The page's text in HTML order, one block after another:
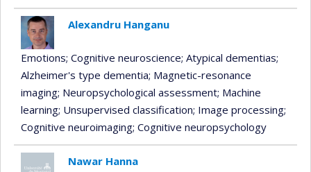
Alexandru Hanganu
Emotions; Cognitive neuroscience; Atypical dementias;
Alzheimer's type dementia; Magnetic-resonance
imaging; Neuropsychological assessment; Machine
learning; Unsupervised classification; Image processing;
Cognitive neuroimaging; Cognitive neuropsychology
Nawar Hanna